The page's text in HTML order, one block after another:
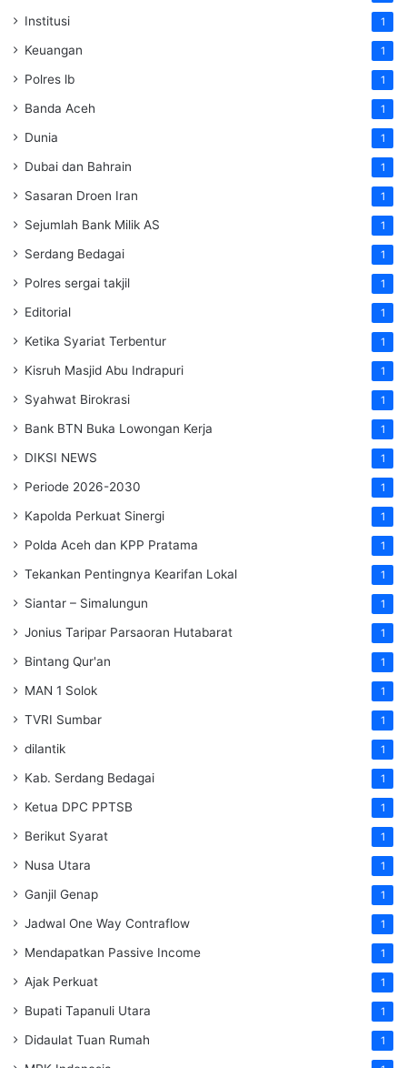
Institusi 1
Keuangan 1
Polres lb 1
Banda Aceh 1
Dunia 1
Dubai dan Bahrain 1
Sasaran Droen Iran 1
Sejumlah Bank Milik AS 1
Serdang Bedagai 1
Polres sergai takjil 1
Editorial 1
Ketika Syariat Terbentur 1
Kisruh Masjid Abu Indrapuri 1
Syahwat Birokrasi 1
Bank BTN Buka Lowongan Kerja 1
DIKSI NEWS 1
Periode 2026-2030 1
Kapolda Perkuat Sinergi 1
Polda Aceh dan KPP Pratama 1
Tekankan Pentingnya Kearifan Lokal 1
Siantar – Simalungun 1
Jonius Taripar Parsaoran Hutabarat 1
Bintang Qur'an 1
MAN 1 Solok 1
TVRI Sumbar 1
dilantik 1
Kab. Serdang Bedagai 1
Ketua DPC PPTSB 1
Berikut Syarat 1
Nusa Utara 1
Ganjil Genap 1
Jadwal One Way Contraflow 1
Mendapatkan Passive Income 1
Ajak Perkuat 1
Bupati Tapanuli Utara 1
Didaulat Tuan Rumah 1